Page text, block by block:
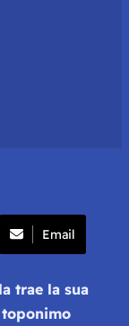
Email
trae la sua